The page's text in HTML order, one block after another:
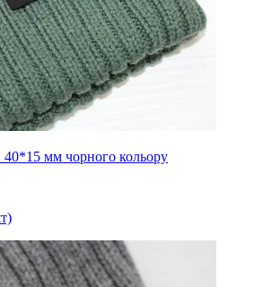
мм чорного кольору